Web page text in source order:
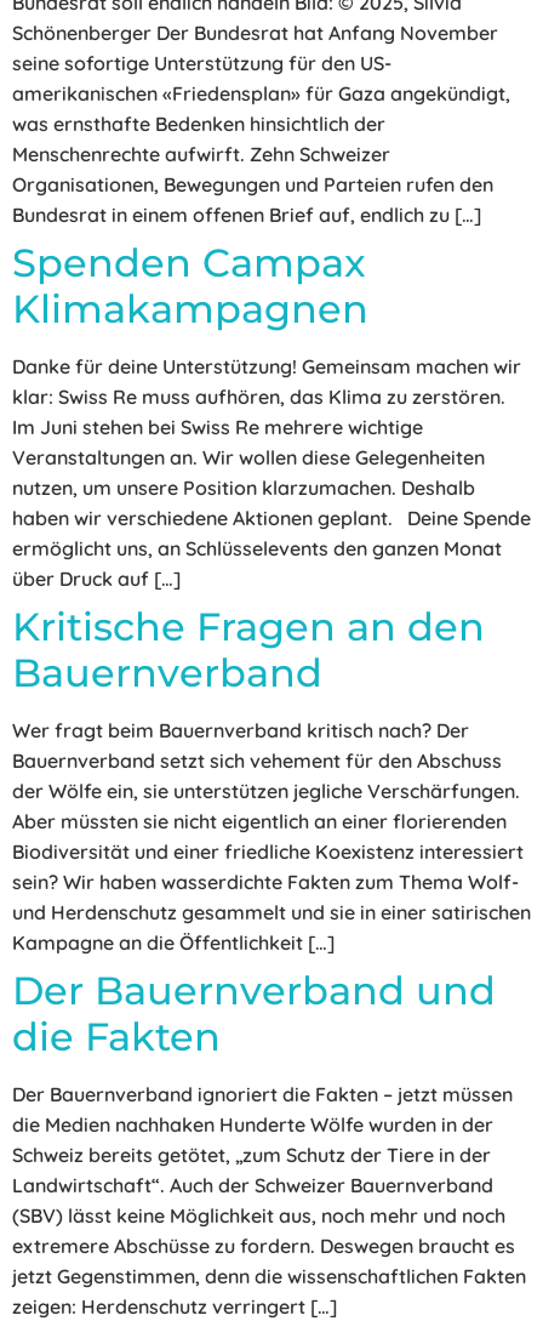
Schönenberger Der Bundesrat hat Anfang November
seine sofortige Unterstützung für den US-
amerikanischen «Friedensplan» für Gaza angekündigt,
was ernsthafte Bedenken hinsichtlich der
Menschenrechte aufwirft. Zehn Schweizer
Organisationen, Bewegungen und Parteien rufen den
Bundesrat in einem offenen Brief auf, endlich zu […]
Spenden Campax
Klimakampagnen
Danke für deine Unterstützung! Gemeinsam machen wir
klar: Swiss Re muss aufhören, das Klima zu zerstören.
Im Juni stehen bei Swiss Re mehrere wichtige
Veranstaltungen an. Wir wollen diese Gelegenheiten
nutzen, um unsere Position klarzumachen. Deshalb
haben wir verschiedene Aktionen geplant. Deine Spende
ermöglicht uns, an Schlüsselevents den ganzen Monat
über Druck auf […]
Kritische Fragen an den
Bauernverband
Wer fragt beim Bauernverband kritisch nach? Der
Bauernverband setzt sich vehement für den Abschuss
der Wölfe ein, sie unterstützen jegliche Verschärfungen.
Aber müssten sie nicht eigentlich an einer florierenden
Biodiversität und einer friedliche Koexistenz interessiert
sein? Wir haben wasserdichte Fakten zum Thema Wolf-
und Herdenschutz gesammelt und sie in einer satirischen
Kampagne an die Öffentlichkeit […]
Der Bauernverband und
die Fakten
Der Bauernverband ignoriert die Fakten – jetzt müssen
die Medien nachhaken Hunderte Wölfe wurden in der
Schweiz bereits getötet, „zum Schutz der Tiere in der
Landwirtschaft“. Auch der Schweizer Bauernverband
(SBV) lässt keine Möglichkeit aus, noch mehr und noch
extremere Abschüsse zu fordern. Deswegen braucht es
jetzt Gegenstimmen, denn die wissenschaftlichen Fakten
zeigen: Herdenschutz verringert […]